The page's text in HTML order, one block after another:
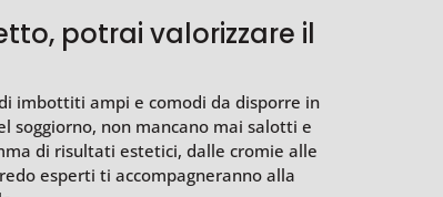
potrai valorizzare il
imbottiti ampi e comodi da disporre in
soggiorno, non mancano mai salotti e
di risultati estetici, dalle cromie alle
esperti ti accompagneranno alla